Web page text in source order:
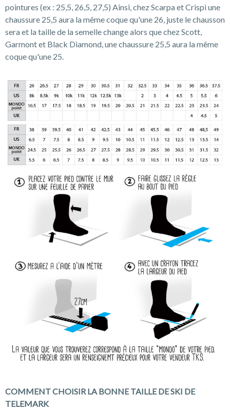
pointures (ex : 25,5, 26,5, 27,5) Ainsi, chez Scarpa et Crispi une
chaussure 25,5 aura la même coque qu'une 26, juste le chausson
sera et la taille de la semelle change alors que chez Scott,
Garmont et Black Diamond, une chaussure 25,5 aura la même
coque qu'une 25.
COMMENT CHOISIR LA BONNE TAILLE DE SKI DE
TELEMARK